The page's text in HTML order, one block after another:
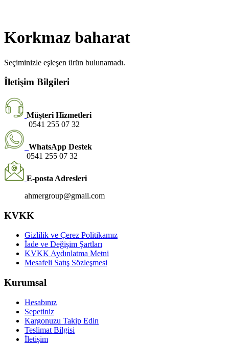
Korkmaz baharat
Seçiminizle eşleşen ürün bulunamadı.
İletişim Bilgileri
Müşteri Hizmetleri
0541 255 07 32
WhatsApp Destek
0541 255 07 32
E-posta Adresleri
ahmergroup@gmail.com
KVKK
Gizlilik ve Çerez Politikamız
İade ve Değişim Şartları
KVKK Aydınlatma Metni
Mesafeli Satış Sözleşmesi
Kurumsal
Hesabınız
Sepetiniz
Kargonuzu Takip Edin
Teslimat Bilgisi
İletişim